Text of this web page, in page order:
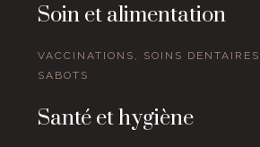
Soin et alimentation
VACCINATIONS, SOINS
SABOTS
Santé et hygiène